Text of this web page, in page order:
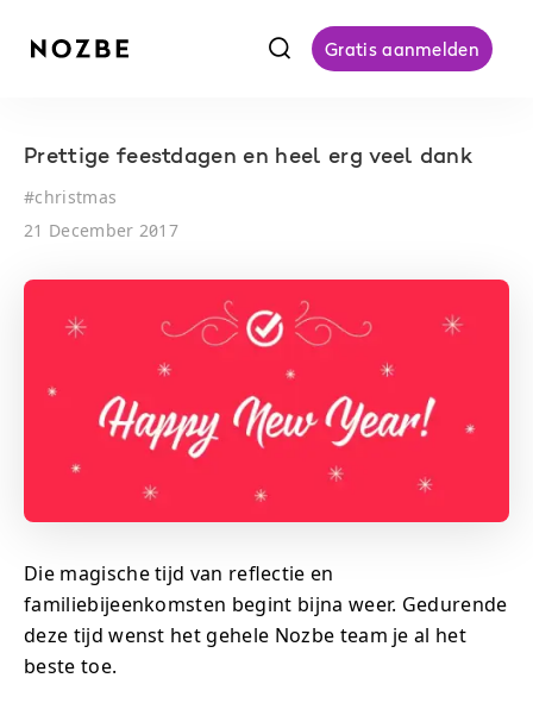
f Gratis aanmelden
Prettige feestdagen en heel erg veel dank
#christmas
21 December 2017
Die magische tijd van reflectie en
familiebijeenkomsten begint bijna weer. Gedurende
deze tijd wenst het gehele Nozbe team je al het
beste toe.